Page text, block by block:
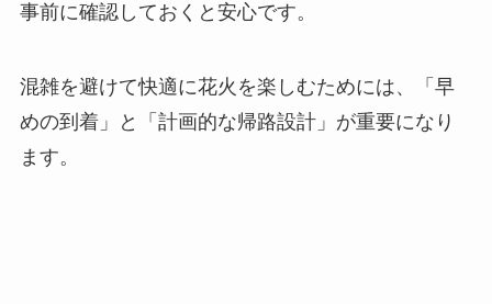
事前に確認しておくと安心です。
混雑を避けて快適に花火を楽しむためには、「早
めの到着」と「計画的な帰路設計」が重要になり
ます。